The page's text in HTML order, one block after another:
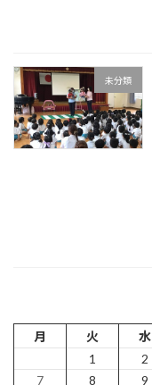
未分類
月
火 水
1
2
7
8 9